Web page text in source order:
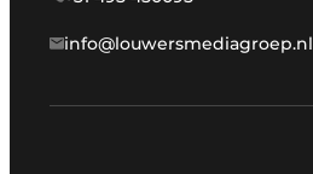
info@louwersmediagroep.nl